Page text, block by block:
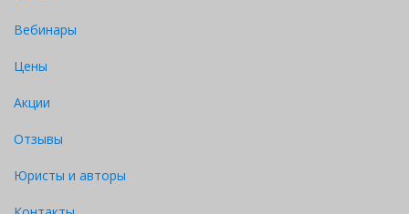
Вебинары
Цены
Акции
Отзывы
Юристы и авторы